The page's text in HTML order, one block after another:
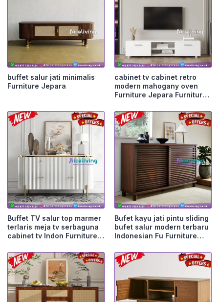
buffet salur jati minimalis
Furniture Jepara
cabinet tv cabinet retro
modern mahogany oven
Furniture Jepara Furniture
Buffet TV salur top marmer
terlaris meja tv serbaguna
cabinet tv Indon Furniture
Bufet kayu jati pintu sliding
bufet salur modern terbaru
Indonesian Fu Furniture